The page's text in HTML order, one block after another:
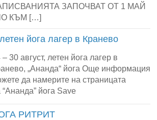
ЗАПОЧВАТ ОТ 1 МАЙ
КЪМ […]
йога лагер в Кранево
– 30 август, летен йога лагер в
„Ананда“ йога Още информация
да намерите на страницата
“Ананда” йога Save
РИТРИТ